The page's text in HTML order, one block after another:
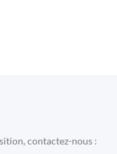
contactez-nous :